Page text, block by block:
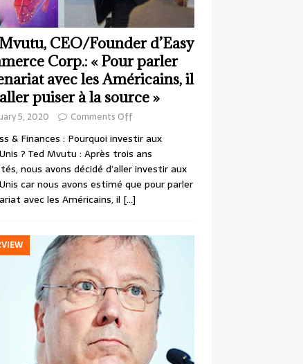
CEO/Founder d’Easy
Corp.: « Pour parler
avec les Américains, il
puiser à la source »
5, 2020 Comments Off
& Finances : Pourquoi investir aux
? Ted Mvutu : Après trois ans
nous avons décidé d’aller investir aux
car nous avons estimé que pour parler
avec les Américains, il […]